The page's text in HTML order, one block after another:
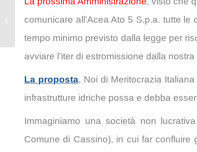
comunicare all’Acea Ato 5 S.p.a. tutte
tempo minimo previsto dalla legge per
avviare l’iter di estromissione dalla nostra
La proposta. Noi di Meritocrazia
infrastrutture idriche possa e debba
Immaginiamo una società non
Comune di Cassino), in cui far
Skate Park del
cassinate